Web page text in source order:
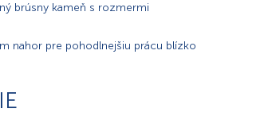
brúsny kameň s rozmermi
nahor pre pohodlnejšiu prácu blízko